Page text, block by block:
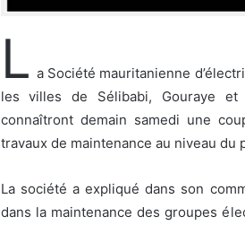
L a Société mauritanienne
les villes de Sélibabi, Gouraye et
connaîtront demain samedi une
travaux de maintenance au niveau
La société a expliqué dans son
dans la maintenance des groupes